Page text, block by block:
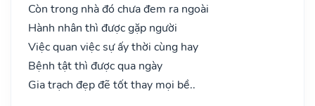
Còn trong nhà đó chưa đem ra ngoài
Hành nhân thì được gặp người
Việc quan việc sự ấy thời cùng hay
Bệnh tật thì được qua ngày
Gia trạch đẹp đẽ tốt thay mọi bề..